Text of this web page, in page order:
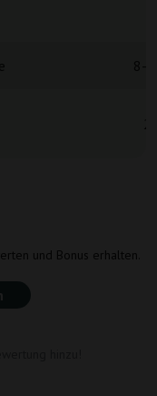
und Bonus erhalten.